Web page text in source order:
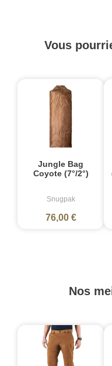
Vous
Jungle Bag
Coyote (7°/2°)
Snugpak
76,00 €
Nos